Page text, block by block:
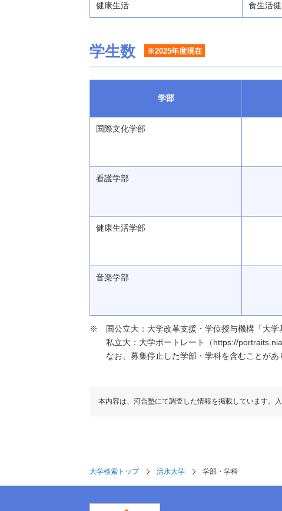
健康生活 食生活
学生数 ※2025年度現在
学部
国際文化学部
看護学部
健康生活学部
音楽学部
国公立大：大学改革支援・学位授与機構「大
私立大：大学ポートレート（https://
なお、募集停止した学部・学科を含むことがあ
本内容は、河合塾にて調査した情報を掲載しています。
大学検索トップ 活水大学 学部・学科